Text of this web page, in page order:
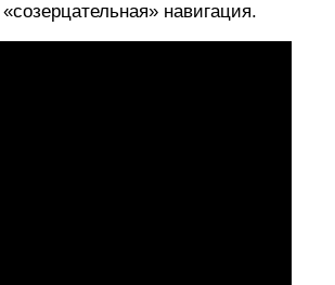
навигация.